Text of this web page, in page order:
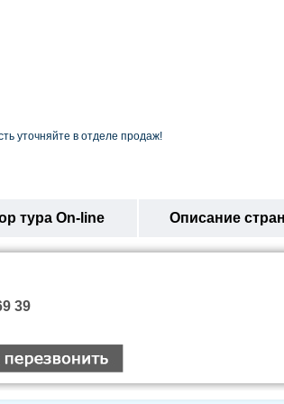
уточняйте в отделе продаж!
тура On-line Описание
39